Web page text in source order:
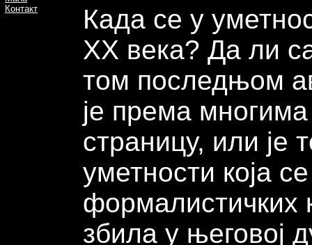
Контакт
Када се у
XX века? Да ли
том последњом
је према
страницу, или је
уметности која
формалистичких
збила у његовој